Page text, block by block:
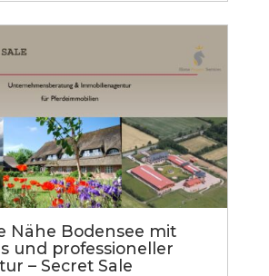
Nähe Bodensee mit
und professioneller
– Secret Sale